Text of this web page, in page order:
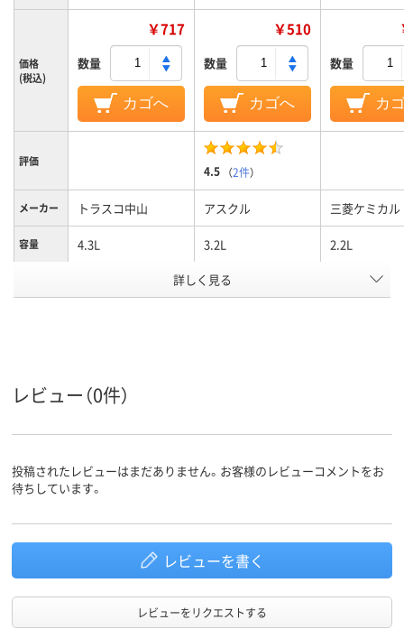
価格
(税込)
￥717
数量
カゴへ
￥510
数量
カゴへ
数量
カ
評価
4.5 （2件）
メーカー トラスコ中山 アスクル 三菱ケミカル
容量 4.3L 3.2L 2.2L
95
詳しく見る
レビュー（0件）
投稿されたレビューはまだありません。お客様のレビューコメントをお
待ちしています。
レビューを書く
レビューをリクエストする